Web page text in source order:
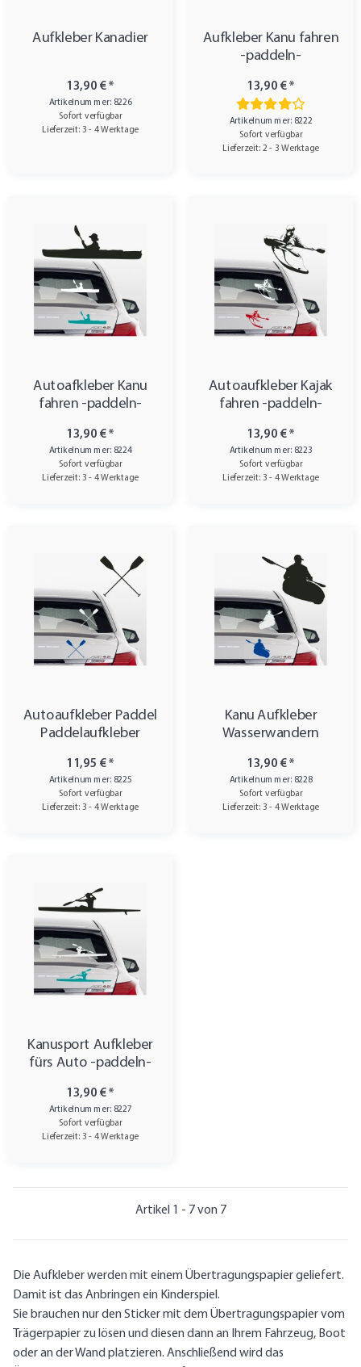
Aufkleber Kanadier
13,90 €*
Artikelnummer: 8226
Sofort verfügbar
Lieferzeit: 3 - 4 Werktage
Aufkleber Kanu fahren
-paddeln-
13,90 €*
Artikelnummer: 8222
Sofort verfügbar
Lieferzeit: 2 - 3 Werktage
Autoafkleber Kanu
fahren -paddeln-
13,90 €*
Artikelnummer: 8224
Sofort verfügbar
Lieferzeit: 3 - 4 Werktage
Autoaufkleber Kajak
fahren -paddeln-
13,90 €*
Artikelnummer: 8223
Sofort verfügbar
Lieferzeit: 3 - 4 Werktage
Autoaufkleber Paddel
Paddelaufkleber
11,95 €*
Artikelnummer: 8225
Sofort verfügbar
Lieferzeit: 3 - 4 Werktage
Kanu Aufkleber
Wasserwandern
13,90 €*
Artikelnummer: 8228
Sofort verfügbar
Lieferzeit: 3 - 4 Werktage
Kanusport Aufkleber
fürs Auto -paddeln-
13,90 €*
Artikelnummer: 8227
Sofort verfügbar
Lieferzeit: 3 - 4 Werktage
Artikel 1 - 7 von 7
Die Aufkleber werden mit einem Übertragungspapier geliefert.
Damit ist das Anbringen ein Kinderspiel.
Sie brauchen nur den Sticker mit dem Übertragungspapier vom
Trägerpapier zu lösen und diesen dann an Ihrem Fahrzeug, Boot
oder an der Wand platzieren. Anschließend wird das